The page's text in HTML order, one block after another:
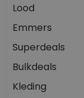
Lood
Emmers
Superdeals
Bulkdeals
Kleding